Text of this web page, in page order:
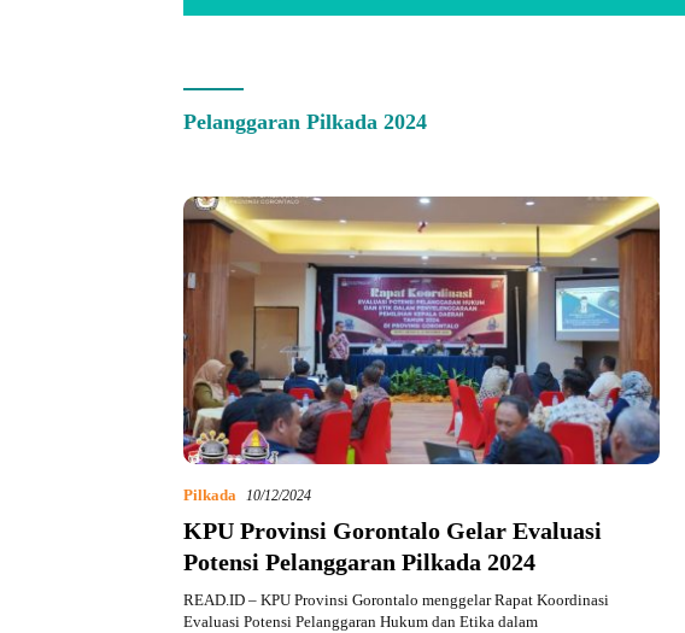
Pelanggaran Pilkada 2024
Pilkada 10/12/2024
KPU Provinsi Gorontalo Gelar Evaluasi
Potensi Pelanggaran Pilkada 2024
READ.ID – KPU Provinsi Gorontalo menggelar Rapat Koordinasi
Evaluasi Potensi Pelanggaran Hukum dan Etika dalam